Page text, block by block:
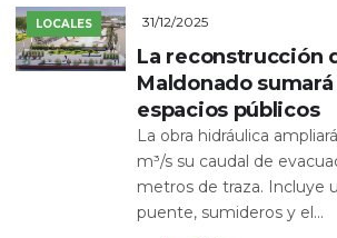
LOCALES 31/12/2025
La reconstrucción
Maldonado
espacios públicos
La obra hidráulica
m³/s su caudal de
metros de traza. Incluye
puente, sumideros y el...